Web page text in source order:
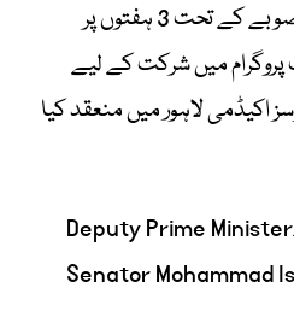
کے درمیان ’نالج کوریڈور‘ منصوبے کے تحت 3 ہفتوں پر
میں شرکت کے لیے
اکیڈمی لاہور میں منعقد کیا
Deputy Prime
Senator Mohammad